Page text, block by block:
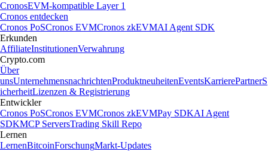
CronosEVM-kompatible Layer 1
Cronos entdecken
Cronos PoSCronos EVMCronos zkEVMAI Agent SDK
Erkunden
AffiliateInstitutionenVerwahrung
Crypto.com
Über
unsUnternehmensnachrichtenProduktneuheitenEventsKarrierePartnerS
icherheitLizenzen & Registrierung
Entwickler
Cronos PoSCronos EVMCronos zkEVMPay SDKAI Agent
SDKMCP ServersTrading Skill Repo
Lernen
LernenBitcoinForschungMarkt-Updates